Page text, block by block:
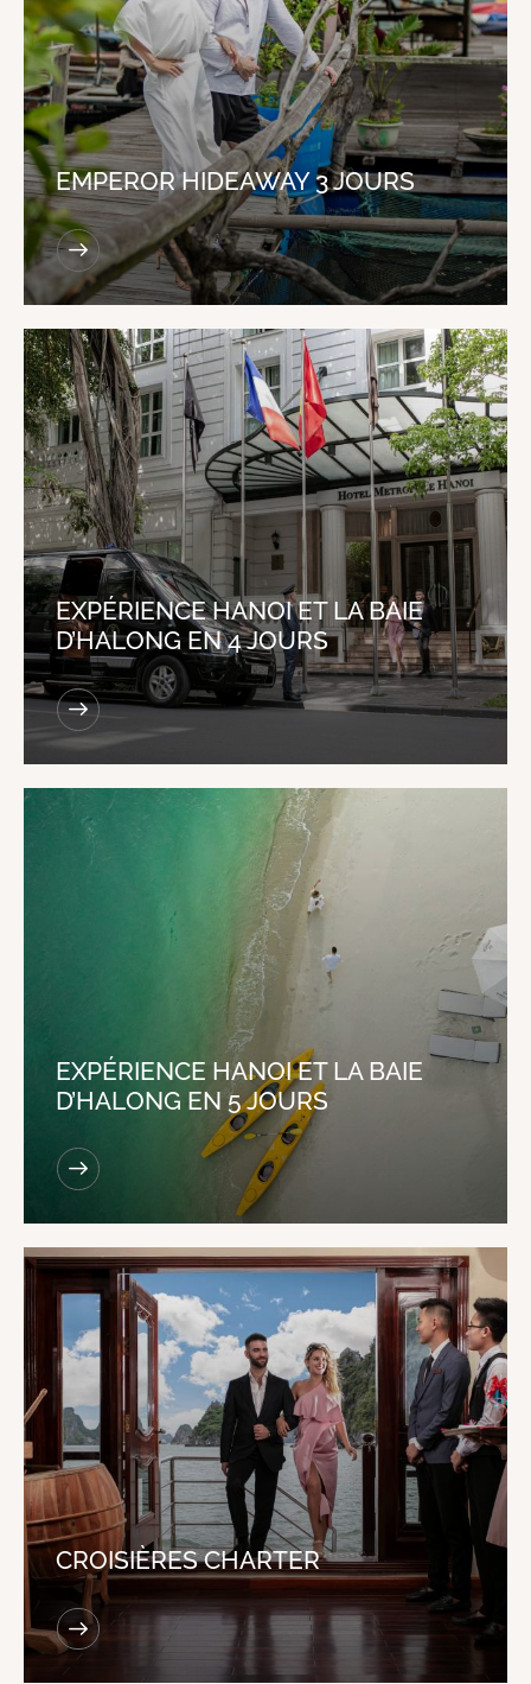
EMPEROR HIDEAWAY 3 JOURS
EXPÉRIENCE HANOI ET LA BAIE
D’HALONG EN 4 JOURS
EXPÉRIENCE HANOI ET LA BAIE
D’HALONG EN 5 JOURS
CROISIÈRES CHARTER